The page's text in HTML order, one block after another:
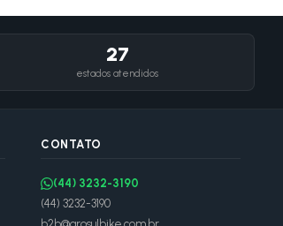
27
estados atendidos
CONTATO
(44) 3232-3190
(44) 3232-3190